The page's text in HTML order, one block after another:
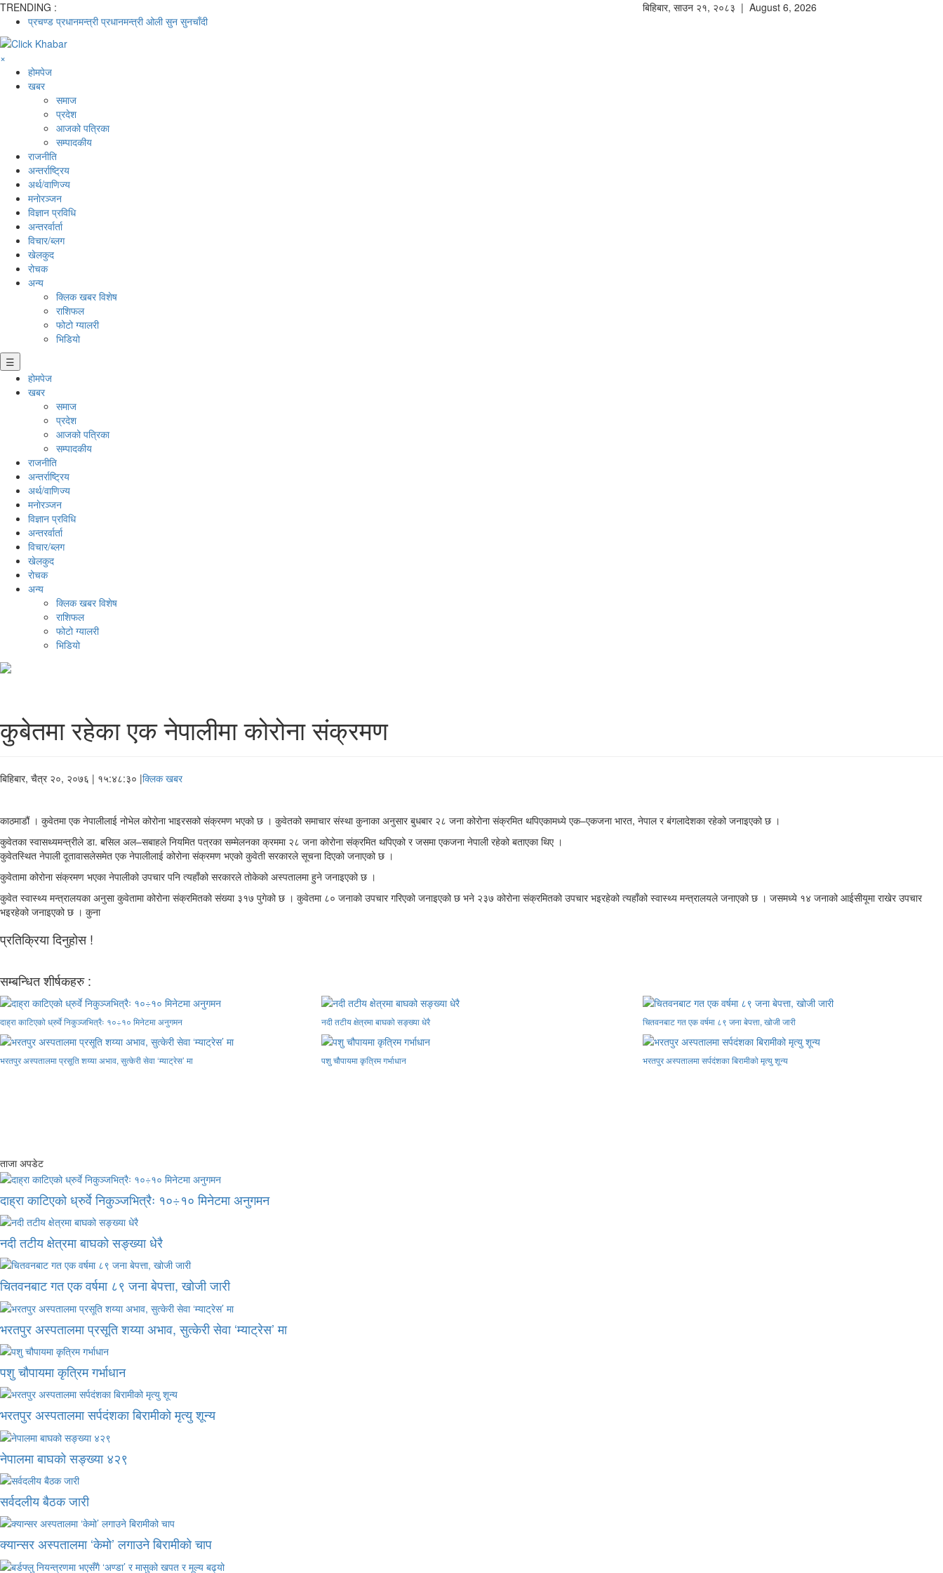
TRENDING :
प्रचण्ड प्रधानमन्त्री प्रधानमन्त्री ओली सुन सुनचाँदी
बिहिबार, साउन २१, २०८३ | August 6, 2026
×
होमपेज
खबर
समाज
प्रदेश
आजको पत्रिका
सम्पादकीय
राजनीति
अन्तर्राष्ट्रिय
अर्थ/वाणिज्य
मनाेरञ्जन
विज्ञान प्रविधि
अन्तरर्वार्ता
विचार/ब्लग
खेलकुद
रोचक
अन्य
क्लिक खबर विशेष
राशिफल
फोटो ग्यालरी
भिडियो
☰
होमपेज
खबर
समाज
प्रदेश
आजको पत्रिका
सम्पादकीय
राजनीति
अन्तर्राष्ट्रिय
अर्थ/वाणिज्य
मनाेरञ्जन
विज्ञान प्रविधि
अन्तरर्वार्ता
विचार/ब्लग
खेलकुद
रोचक
अन्य
क्लिक खबर विशेष
राशिफल
फोटो ग्यालरी
भिडियो
कुबेतमा रहेका एक नेपालीमा कोरोना संक्रमण
बिहिबार, चैत्र २०, २०७६ | १५:४८:३० |क्लिक खबर
काठमाडौं । कुवेतमा एक नेपालीलाई नोभेल कोरोना भाइरसको संक्रमण भएको छ । कुवेतको समाचार संस्था कुनाका अनुसार बुधबार २८ जना कोरोना संक्रमित थपिएकामध्ये एक–एकजना भारत, नेपाल र बंगलादेशका रहेको जनाइएको छ ।
कुवेतका स्वासथ्यमन्त्रीले डा. बसिल अल–सबाहले नियमित पत्रका सम्मेलनका क्रममा २८ जना कोरोना संक्रमित थपिएको र जसमा एकजना नेपाली रहेको बताएका थिए ।
कुवेतस्थित नेपाली दूतावासलेसमेत एक नेपालीलाई कोरोना संक्रमण भएको कुवेती सरकारले सूचना दिएको जनाएको छ ।
कुवेतामा कोरोना संक्रमण भएका नेपालीको उपचार पनि त्यहाँको सरकारले तोकेको अस्पतालमा हुने जनाइएको छ ।
कुवेत स्वास्थ्य मन्त्रालयका अनुसा कुवेतामा कोरोना संक्रमितको संख्या ३१७ पुगेको छ । कुवेतमा ८० जनाको उपचार गरिएको जनाइएको छ भने २३७ कोरोना संक्रमितको उपचार भइरहेको त्यहाँको स्वास्थ्य मन्त्रालयले जनाएको छ । जसमध्ये १४ जनाको आईसीयूमा राखेर उपचार
भइरहेको जनाइएको छ । कुना
प्रतिक्रिया दिनुहोस !
सम्बन्धित शीर्षकहरु :
दाह्रा काटिएको ध्रुर्वे निकुञ्जभित्रैः १०÷१० मिनेटमा अनुगमन नदी तटीय क्षेत्रमा बाघको सङ्ख्या धेरै चितवनबाट गत एक वर्षमा ८९ जना बेपत्ता, खोजी जारी
भरतपुर अस्पतालमा प्रसूति शय्या अभाव, सुत्केरी सेवा ‘म्याट्रेस’ मा पशु चौपायमा कृत्रिम गर्भाधान भरतपुर अस्पतालमा सर्पदंशका बिरामीको मृत्यु शून्य
ताजा अपडेट
दाह्रा काटिएको ध्रुर्वे निकुञ्जभित्रैः १०÷१० मिनेटमा अनुगमन
नदी तटीय क्षेत्रमा बाघको सङ्ख्या धेरै
चितवनबाट गत एक वर्षमा ८९ जना बेपत्ता, खोजी जारी
भरतपुर अस्पतालमा प्रसूति शय्या अभाव, सुत्केरी सेवा ‘म्याट्रेस’ मा
पशु चौपायमा कृत्रिम गर्भाधान
भरतपुर अस्पतालमा सर्पदंशका बिरामीको मृत्यु शून्य
नेपालमा बाघको सङ्ख्या ४२९
सर्वदलीय बैठक जारी
क्यान्सर अस्पतालमा ‘केमो’ लगाउने बिरामीको चाप